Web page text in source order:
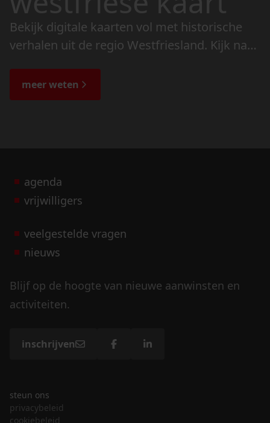
Bekijk digitale kaarten vol met historische
verhalen uit de regio Westfriesland. Kijk naar
de bijzondere verhalen.
meer weten
agenda
vrijwilligers
veelgestelde vragen
nieuws
Blijf op de hoogte van nieuwe aanwinsten en
activiteiten.
inschrijven
steun ons
privacybeleid
cookiebeleid